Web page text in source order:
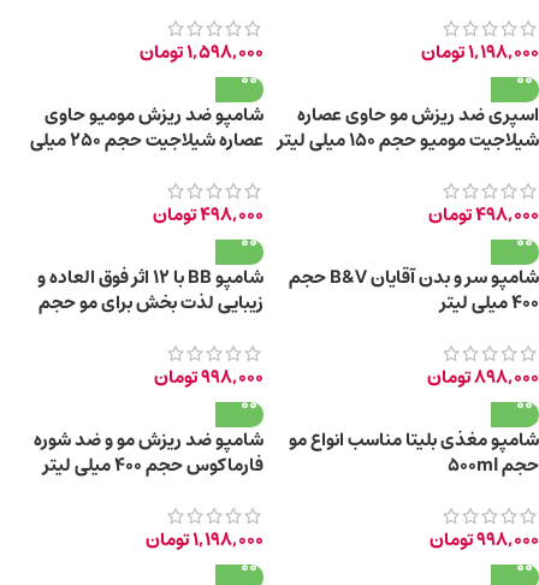
1,198,000تومان 1,598,000تومان
اسپری ضد ریزش مو حاوی عصاره
شیلاجیت مومیو حجم ۱۵۰ میلی لیتر
498,000تومان
شامپو ضد ریزش مومیو حاوی
عصاره شیلاجیت حجم ۲۵۰ میلی
498,000تومان
شامپو سر و بدن آقایان B&V حجم
400 میلی لیتر
898,000تومان
شامپو BB با 12 اثر فوق العاده و
زیبایی لذت بخش برای مو حجم
998,000تومان
شامپو مغذی بلیتا مناسب انواع مو
حجم 500ml
998,000تومان
شامپو ضد ریزش مو و ضد شوره
فارماکوس حجم ۴۰۰ میلی لیتر
1,198,000تومان